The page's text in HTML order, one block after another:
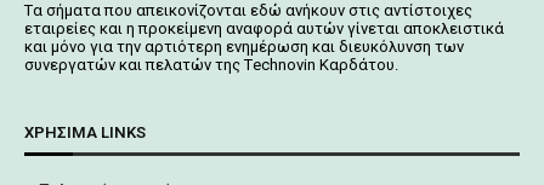
Tα σήματα που απεικονίζονται εδώ ανήκουν στις αντίστοιχες
εταιρείες και η προκείμενη αναφορά αυτών γίνεται αποκλειστικά
και μόνο για την αρτιότερη ενημέρωση και διευκόλυνση των
συνεργατών και πελατών της Τechnovin Kαρδάτου.
ΧΡΉΣΙΜΑ LINKS